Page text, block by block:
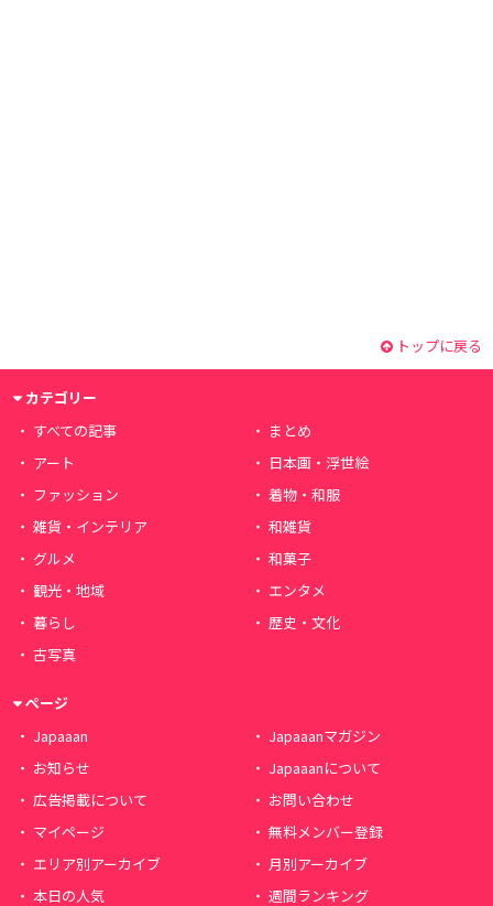
トップに戻る
カテゴリー
すべての記事
まとめ
アート
日本画・浮世絵
ファッション
着物・和服
雑貨・インテリア
和雑貨
グルメ
和菓子
観光・地域
エンタメ
暮らし
歴史・文化
古写真
ページ
Japaaan
Japaaanマガジン
お知らせ
Japaaanについて
広告掲載について
お問い合わせ
マイページ
無料メンバー登録
エリア別アーカイブ
月別アーカイブ
本日の人気
週間ランキング